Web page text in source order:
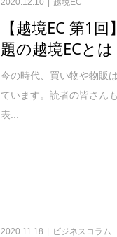
【越境EC 第1
題の越境ECとは
今の時代、買い物や物販
ています。読者の皆さん
表...
2020.11.18 ビジネスコラム